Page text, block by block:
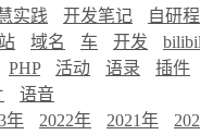
实践 开发笔记
自研
域名 车 开发
PHP 活动 语录
插件
语音
年 2022年 2021年